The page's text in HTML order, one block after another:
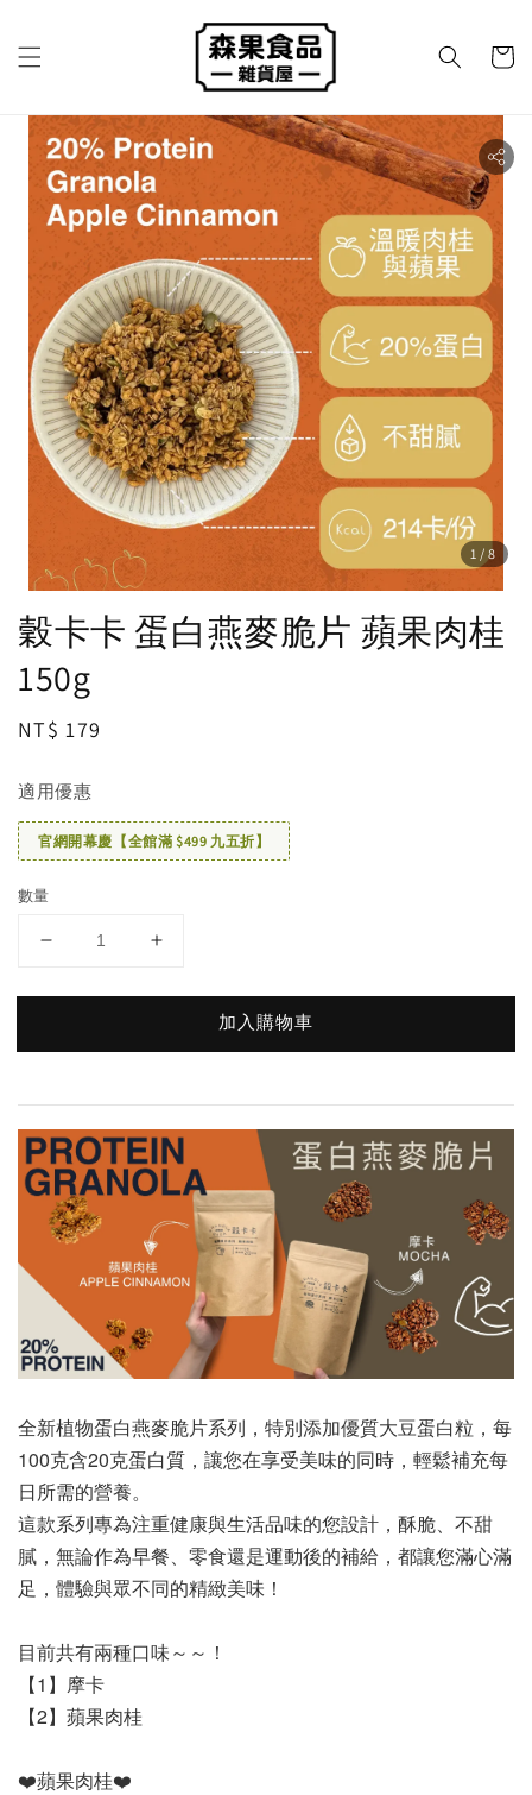
1 /8
穀卡卡 蛋白燕麥脆片 蘋果肉桂
150g
Regular
NT$ 179
適用優惠
官網開幕慶【全館滿 $499 九五折】
數量
加入購物車
全新植物蛋白燕麥脆片系列，特別添加優質大豆蛋白粒，每
100克含20克蛋白質，讓您在享受美味的同時，輕鬆補充每
日所需的營養。
這款系列專為注重健康與生活品味的您設計，酥脆、不甜
膩，無論作為早餐、零食還是運動後的補給，都讓您滿心滿
足，體驗與眾不同的精緻美味！
目前共有兩種口味～～！
【1】摩卡
【2】蘋果肉桂
❤️蘋果肉桂❤️